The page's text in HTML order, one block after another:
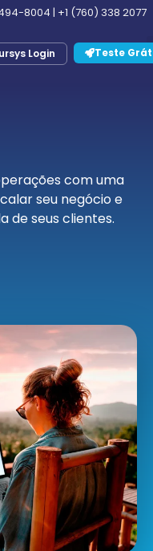
8004 | +1 (760) 338 2077
Login Teste
com uma
seu negócio e
de seus clientes.